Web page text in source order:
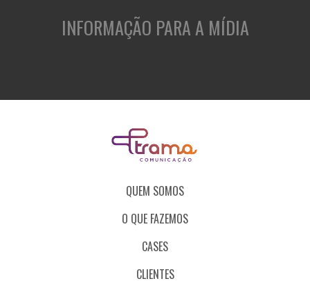
INFORMAÇÃO PARA A MÍDIA
QUEM SOMOS
O QUE FAZEMOS
CASES
CLIENTES